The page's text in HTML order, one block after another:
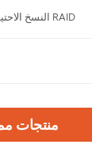
النسخ الاحتياطي لبطارية RAID
منتجات